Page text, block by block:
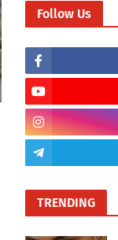
Follow Us
TRENDING